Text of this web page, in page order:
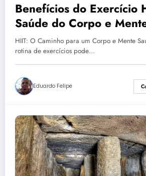
Benefícios do Exercício
Saúde do Corpo e
HIIT: O Caminho para um Corpo e Mente
rotina de exercícios pode…
Eduardo Felipe